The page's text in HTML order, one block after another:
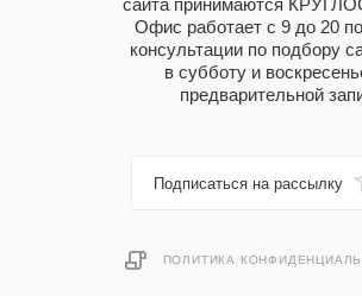
сайта принимаются
Офис работает с 9 до 20
консультации по подбору
в субботу и
предварительной
Подписаться на рассылку
ПОЛИТИКА